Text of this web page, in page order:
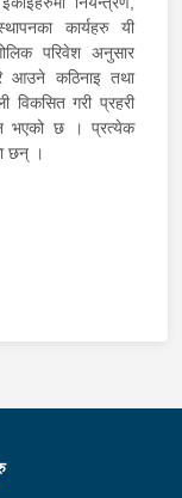
कार्यहरु यी
परिवेश अनुसार
आउने कठिनाइ तथा
विकसित गरी प्रहरी
भएको छ । प्रत्येक
छन् ।